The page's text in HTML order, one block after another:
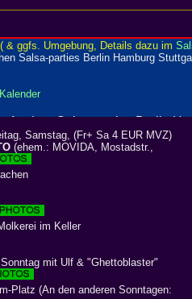
Samstag, (Fr+ Sa 4 EUR MVZ)
(ehem.: MOVIDA, Mostadstr.,
im Keller
mit Ulf & "Ghettoblaster"
Platz (An den anderen Sonntagen: